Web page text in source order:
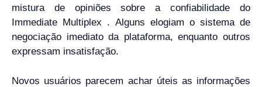
mistura de opiniões sobre a confiabilidade do
Immediate Multiplex . Alguns elogiam o sistema de
negociação imediato da plataforma, enquanto outros
expressam insatisfação.
Novos usuários parecem achar úteis as informações